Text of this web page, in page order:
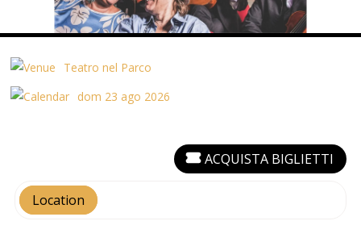
Teatro nel Parco
dom 23 ago 2026
Location
ACQUISTA BIGLIETTI